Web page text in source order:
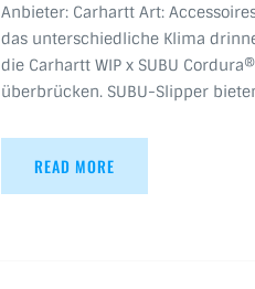
Anbieter: Carhartt Art:
das unterschiedliche Klima
die Carhartt WIP x SUBU
überbrücken. SUBU-Slipper
READ MORE